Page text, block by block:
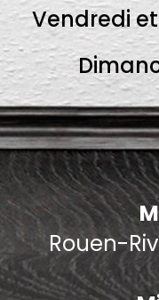
Vendredi et
Rouen-